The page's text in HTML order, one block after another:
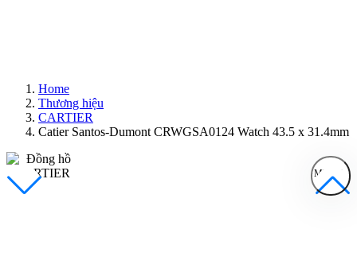
Home
Thương hiệu
CARTIER
Catier Santos-Dumont CRWGSA0124 Watch 43.5 x 31.4mm
MENU
Đồng Hồ Nam